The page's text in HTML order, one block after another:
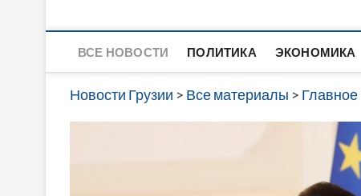
ВСЕ НОВОСТИ ПОЛИТИКА ЭКОНОМИКА
Новости Грузии > Все материалы > Главное